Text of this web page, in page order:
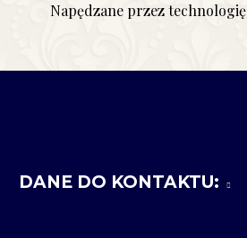
Napędzane przez technologię
DANE DO KONTAKTU: